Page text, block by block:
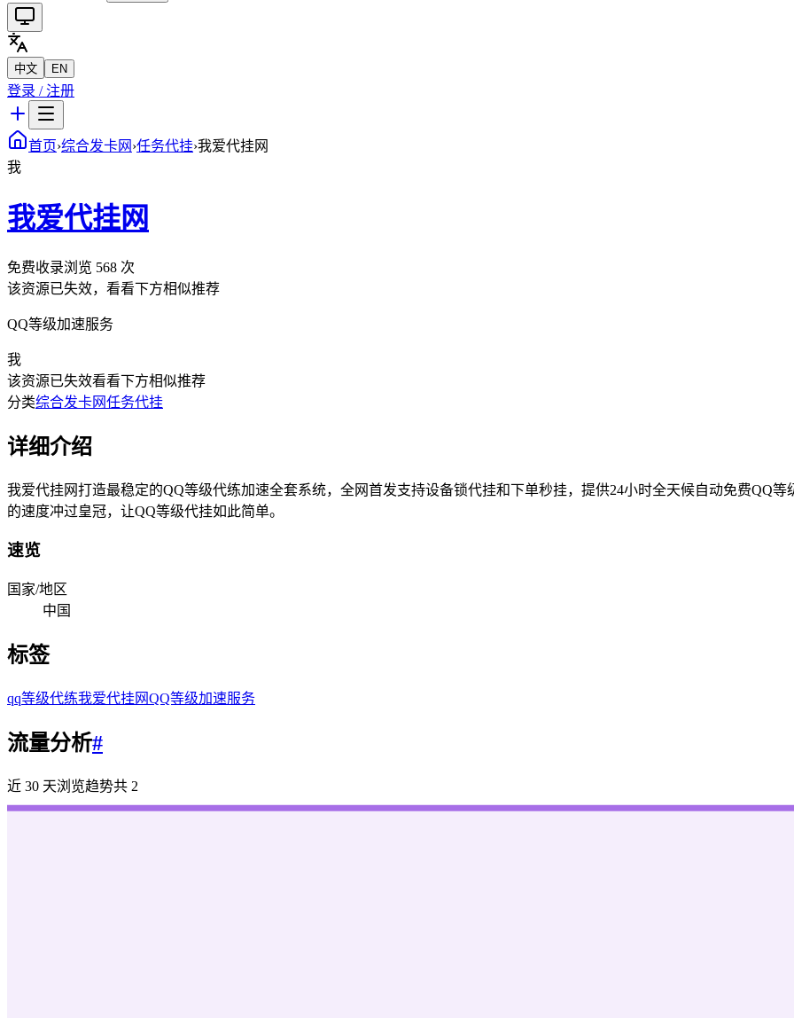
中文 EN
登录 / 注册
首页›综合发卡网 ›任务代挂›我爱代挂网
我
我爱代挂网
免费收录浏览 568 次
该资源已失效，看看下方相似推荐
QQ等级加速服务
我
该资源已失效看看下方相似推荐
分类综合发卡网任务代挂
详细介绍
我爱代挂网打造最稳定的QQ等级代练加速全套系统，全网首发支持设备锁代挂和下单秒挂，提供24小时全天候自动免费QQ
的速度冲过皇冠，让QQ等级代挂如此简单。
速览
国家/地区
中国
标签
qq等级代练我爱代挂网QQ等级加速服务
流量分析#
近 30 天浏览趋势共 2